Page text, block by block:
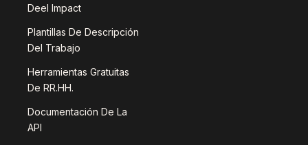
Deel Impact
Plantillas De Descripción
Del Trabajo
Herramientas Gratuitas
De RR.HH.
Documentación De La
API